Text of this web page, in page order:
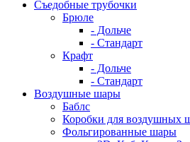
Съедобные трубочки
Брюле
- Дольче
- Стандарт
Крафт
- Дольче
- Стандарт
Воздушные шары
Баблс
Коробки для воздушных
Фольгированные шары